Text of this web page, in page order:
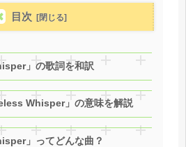
目次
」の歌詞を和訳
Whisper」の意味を解説
」ってどんな曲？